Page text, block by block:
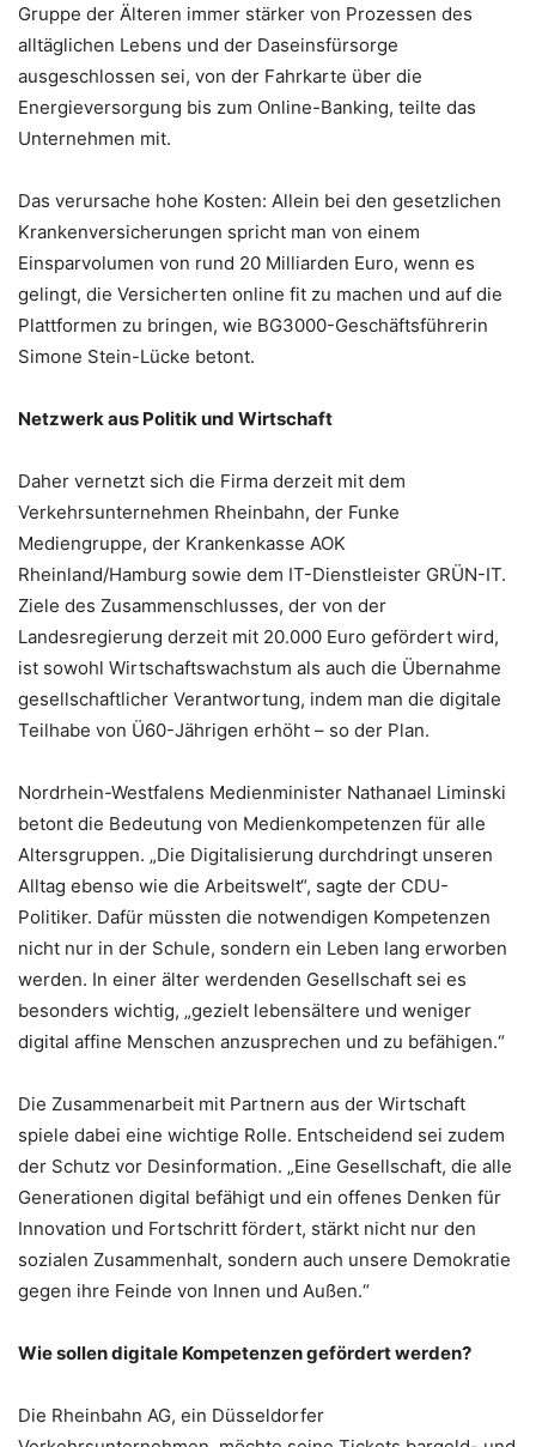
Gruppe der Älteren immer stärker von Prozessen des
alltäglichen Lebens und der Daseinsfürsorge
ausgeschlossen sei, von der Fahrkarte über die
Energieversorgung bis zum Online-Banking, teilte das
Unternehmen mit.
Das verursache hohe Kosten: Allein bei den gesetzlichen
Krankenversicherungen spricht man von einem
Einsparvolumen von rund 20 Milliarden Euro, wenn es
gelingt, die Versicherten online fit zu machen und auf die
Plattformen zu bringen, wie BG3000-Geschäftsführerin
Simone Stein-Lücke betont.
Netzwerk aus Politik und Wirtschaft
Daher vernetzt sich die Firma derzeit mit dem
Verkehrsunternehmen Rheinbahn, der Funke
Mediengruppe, der Krankenkasse AOK
Rheinland/Hamburg sowie dem IT-Dienstleister GRÜN-IT.
Ziele des Zusammenschlusses, der von der
Landesregierung derzeit mit 20.000 Euro gefördert wird,
ist sowohl Wirtschaftswachstum als auch die Übernahme
gesellschaftlicher Verantwortung, indem man die digitale
Teilhabe von Ü60-Jährigen erhöht – so der Plan.
Nordrhein-Westfalens Medienminister Nathanael Liminski
betont die Bedeutung von Medienkompetenzen für alle
Altersgruppen. „Die Digitalisierung durchdringt unseren
Alltag ebenso wie die Arbeitswelt“, sagte der CDU-
Politiker. Dafür müssten die notwendigen Kompetenzen
nicht nur in der Schule, sondern ein Leben lang erworben
werden. In einer älter werdenden Gesellschaft sei es
besonders wichtig, „gezielt lebensältere und weniger
digital affine Menschen anzusprechen und zu befähigen.“
Die Zusammenarbeit mit Partnern aus der Wirtschaft
spiele dabei eine wichtige Rolle. Entscheidend sei zudem
der Schutz vor Desinformation. „Eine Gesellschaft, die alle
Generationen digital befähigt und ein offenes Denken für
Innovation und Fortschritt fördert, stärkt nicht nur den
sozialen Zusammenhalt, sondern auch unsere Demokratie
gegen ihre Feinde von Innen und Außen.“
Wie sollen digitale Kompetenzen gefördert werden?
Die Rheinbahn AG, ein Düsseldorfer